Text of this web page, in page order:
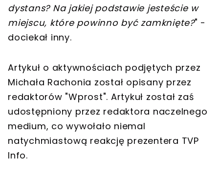
dystans? Na jakiej podstawie jesteście w
miejscu, które powinno być zamknięte?" -
dociekał inny.
Artykuł o aktywnościach podjętych przez
Michała Rachonia został opisany przez
redaktorów "Wprost". Artykuł został zaś
udostępniony przez redaktora naczelnego
medium, co wywołało niemal
natychmiastową reakcję prezentera TVP
Info.